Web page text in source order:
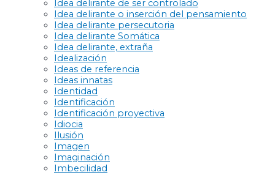
Idea delirante de ser controlado
Idea delirante o inserción del pensamiento
Idea delirante persecutoria
Idea delirante Somática
Idea delirante, extraña
Idealización
Ideas de referencia
Ideas innatas
Identidad
Identificación
Identificación proyectiva
Idiocia
Ilusión
Imagen
Imaginación
Imbecilidad